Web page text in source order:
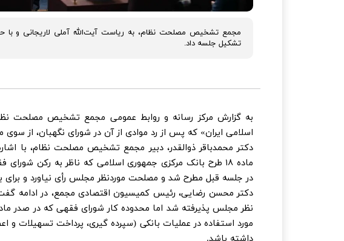
مجمع تشخیص مصلحت نظام، به ریاست آیت‌الله آملی لاریجانی و با
تشکیل جلسه داد.
به گزارش مرکز رسانه و روابط عمومی مجمع تشخیص مصلحت
اسلامی ایران» که پس از رد موادی از آن در شورای نگهبان، از
دکتر محمدباقر ذوالقدر، دبیر مجمع تشخیص مصلحت نظام، با
ماده ۱۸ طرح بانک مرکزی جمهوری اسلامی که ناظر به رکن
در جلسه قبل مطرح شد و مصلحت موردنظر مجلس رأی نیاورد و
دکتر محسن رضایی، رئیس کمیسیون اقتصادی مجمع، در ادامه
مورد استفاده در عملیات بانکی (سپرده گیری، پرداخت تسهیلات و